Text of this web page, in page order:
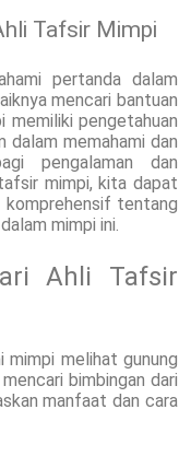
Tafsir Mimpi
pertanda dalam
mencari bantuan
memiliki pengetahuan
dalam memahami dan
pengalaman dan
mimpi, kita dapat
komprehensif tentang
mimpi ini.
Ahli Tafsir
mimpi melihat gunung
bimbingan dari
manfaat dan cara